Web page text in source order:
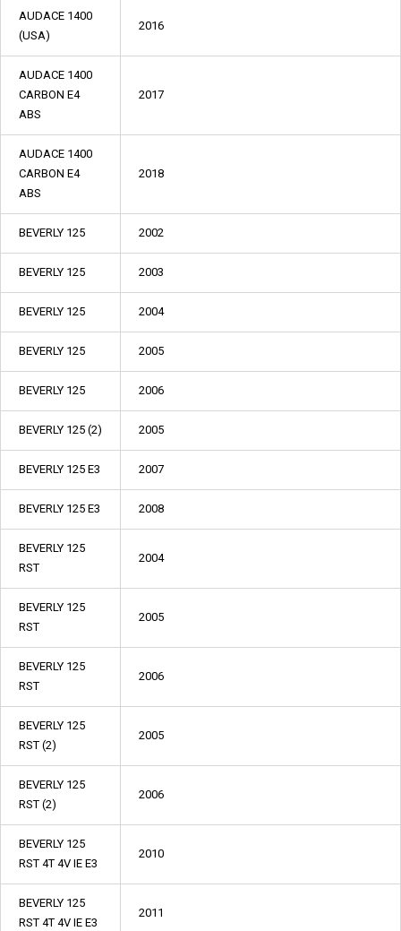
AUDACE 1400
(USA)
2016
AUDACE 1400
CARBON E4
ABS
2017
AUDACE 1400
CARBON E4
ABS
2018
BEVERLY 125 2002
BEVERLY 125 2003
BEVERLY 125 2004
BEVERLY 125 2005
BEVERLY 125 2006
BEVERLY 125 (2) 2005
BEVERLY 125 E3 2007
BEVERLY 125 E3 2008
BEVERLY 125
RST
2004
BEVERLY 125
RST
2005
BEVERLY 125
RST
2006
BEVERLY 125
RST (2)
2005
BEVERLY 125
RST (2)
2006
BEVERLY 125
RST 4T 4V IE E3
2010
BEVERLY 125
RST 4T 4V IE E3
2011